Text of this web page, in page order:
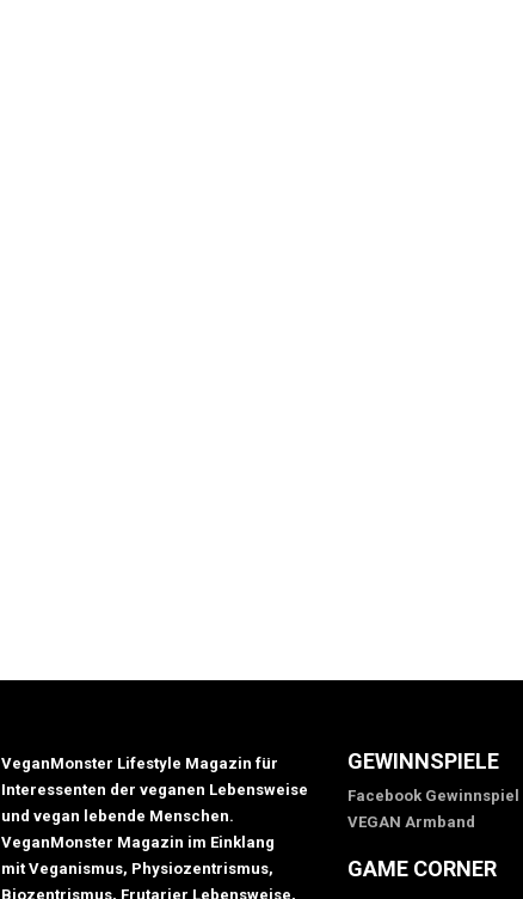
VeganMonster Lifestyle Magazin für
Interessenten der veganen Lebensweise
und vegan lebende Menschen.
VeganMonster Magazin im Einklang
mit Veganismus, Physiozentrismus,
Biozentrismus, Frutarier Lebensweise,
GEWINNSPIELE
Facebook Gewinnspiel
VEGAN Armband
GAME CORNER